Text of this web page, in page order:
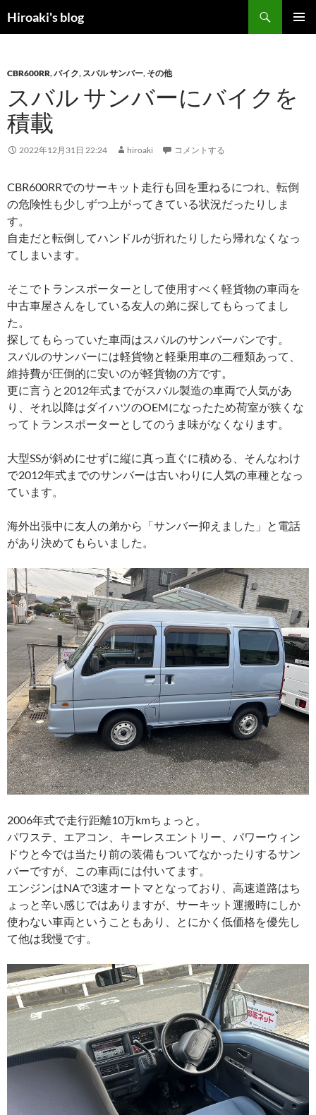
ン
ツ
ス
キ
Hiroaki's blog
索
CBR600RR,バイク, スバル サンバー, その他
スバル サンバーにバイクを
積載
2022年12月31日 22:24 hiroaki コメントする
CBR600RRでのサーキット走行も回を重ねるにつれ、転倒
の危険性も少しずつ上がってきている状況だったりしま
す。
自走だと転倒してハンドルが折れたりしたら帰れなくなっ
てしまいます。
そこでトランスポーターとして使用すべく軽貨物の車両を
中古車屋さんをしている友人の弟に探してもらってまし
た。
探してもらっていた車両はスバルのサンバーバンです。
スバルのサンバーには軽貨物と軽乗用車の二種類あって、
維持費が圧倒的に安いのが軽貨物の方です。
更に言うと2012年式までがスバル製造の車両で人気があ
り、それ以降はダイハツのOEMになったため荷室が狭くな
ってトランスポーターとしてのうま味がなくなります。
大型SSが斜めにせずに縦に真っ直ぐに積める、そんなわけ
で2012年式までのサンバーは古いわりに人気の車種となっ
ています。
海外出張中に友人の弟から「サンバー抑えました」と電話
があり決めてもらいました。
2006年式で走行距離10万kmちょっと。
パワステ、エアコン、キーレスエントリー、パワーウィン
ドウと今では当たり前の装備もついてなかったりするサン
バーですが、この車両には付いてます。
エンジンはNAで3速オートマとなっており、高速道路はち
ょっと辛い感じではありますが、サーキット運搬時にしか
使わない車両ということもあり、とにかく低価格を優先し
て他は我慢です。